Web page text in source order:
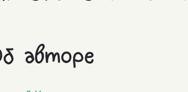
авторе